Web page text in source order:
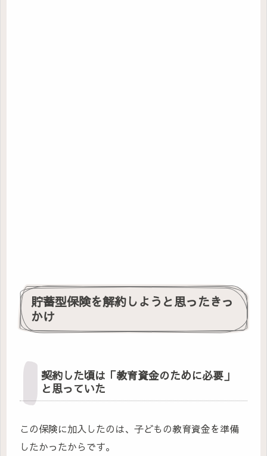
貯蓄型保険を解約しようと思ったきっ
かけ
契約した頃は「教育資金のために必要」
と思っていた
この保険に加入したのは、子どもの教育資金を準備
したかったからです。